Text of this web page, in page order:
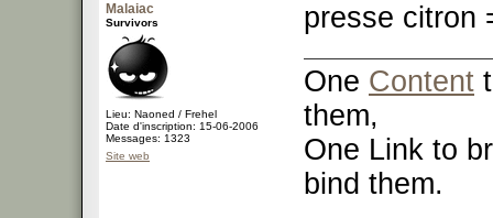
Malaiac
Survivors
Lieu: Naoned / Frehel
Date d'inscription: 15-06-2006
Messages: 1323
Site web
presse citron
One Content
them,
One Link to
bind them.